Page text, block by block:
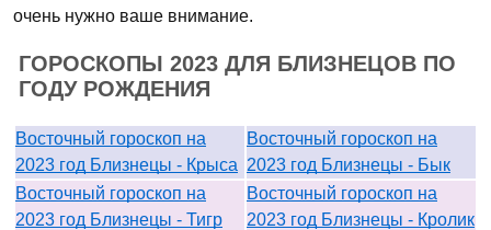
очень нужно ваше внимание.
ГОРОСКОПЫ 2023 ДЛЯ БЛИЗНЕЦОВ ПО
ГОДУ РОЖДЕНИЯ
Восточный гороскоп на
2023 год Близнецы - Крыса
Восточный гороскоп на
2023 год Близнецы - Бык
Восточный гороскоп на
2023 год Близнецы - Тигр
Восточный гороскоп на
2023 год Близнецы - Кролик